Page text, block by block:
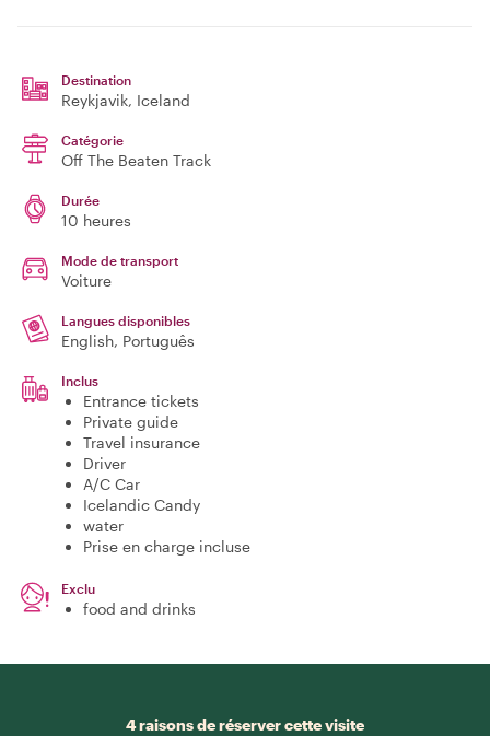
Destination
Reykjavik, Iceland
Catégorie
Off The Beaten Track
Durée
10 heures
Mode de transport
Voiture
Langues disponibles
English, Português
Inclus
Entrance tickets
Private guide
Travel insurance
Driver
A/C Car
Icelandic Candy
water
Prise en charge incluse
Exclu
food and drinks
4 raisons de réserver cette visite